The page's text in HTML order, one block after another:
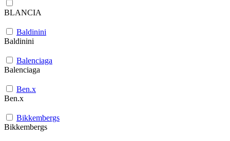
BLANCIA
Baldinini
Baldinini
Balenciaga
Balenciaga
Ben.x
Ben.x
Bikkembergs
Bikkembergs